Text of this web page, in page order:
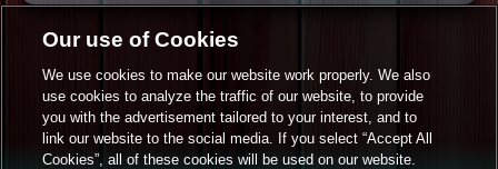
Our use of Cookies
We use cookies to make our website work properly. We also
use cookies to analyze the traffic of our website, to provide
you with the advertisement tailored to your interest, and to
link our website to the social media. If you select “Accept All
Cookies”, all of these cookies will be used on our website.